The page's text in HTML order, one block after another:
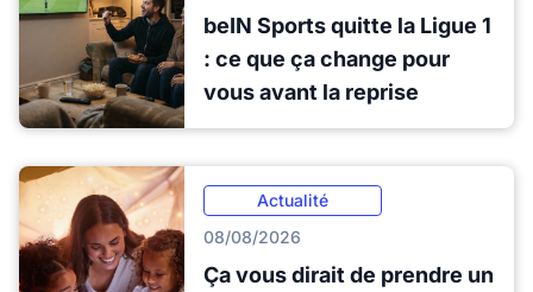
beIN Sports quitte la Ligue 1
: ce que ça change pour
vous avant la reprise
Actualité
08/08/2026
Ça vous dirait de prendre un